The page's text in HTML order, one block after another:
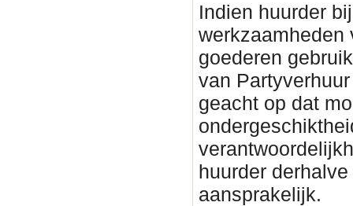
Indien huurder
werkzaamheden
goederen
van
geacht op dat
huurder
aansprakelijk.